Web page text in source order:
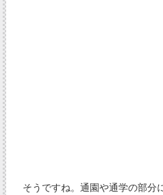
そうですね。通園や通学の部分